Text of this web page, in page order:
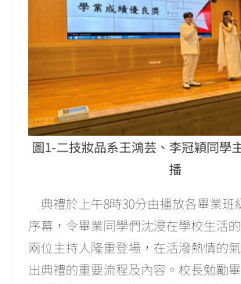
圖1-二技妝品系王鴻芸、李冠穎同學
播
典禮於上午8時30分由播放各畢業班
序幕，令畢業同學們沈浸在學校生活
兩位主持人隆重登場，在活潑熱情的
出典禮的重要流程及內容。校長勉勵